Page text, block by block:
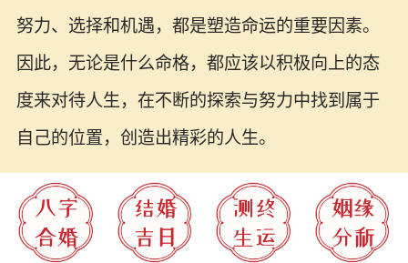
努力、选择和机遇，都是塑造命运的重要因素。
因此，无论是什么命格，都应该以积极向上的态
度来对待人生，在不断的探索与努力中找到属于
自己的位置，创造出精彩的人生。